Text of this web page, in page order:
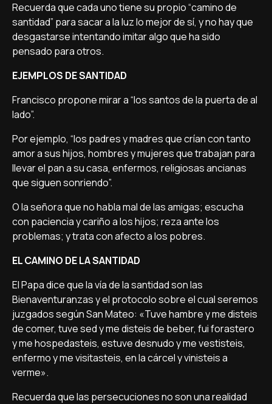
Recuerda que cada uno tiene su propio “camino de
santidad” para sacar a la luz lo mejor de sí, y no hay que
desgastarse intentando imitar algo que ha sido
pensado para otros.
EJEMPLOS DE SANTIDAD
Francisco propone mirar a “los santos de la puerta de al
lado”.
Por ejemplo, “los padres y madres que crían con tanto
amor a sus hijos, hombres y mujeres que trabajan para
llevar el pan a su casa, enfermos, religiosas ancianas
que siguen sonriendo”.
O la señora que no habla mal de las amigas; escucha
con paciencia y cariño a los hijos; reza ante los
problemas; y trata con afecto a los pobres.
EL CAMINO DE LA SANTIDAD
El Papa dice que la vía de la santidad son las
Bienaventuranzas y el protocolo sobre el cual seremos
juzgados según San Mateo: «Tuve hambre y me disteis
de comer, tuve sed y me disteis de beber, fui forastero
y me hospedasteis, estuve desnudo y me vestisteis,
enfermo y me visitasteis, en la cárcel y vinisteis a
verme».
Recuerda que las persecuciones no son una realidad